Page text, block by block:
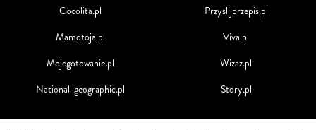
Cocolita.pl
Mamotoja.pl
Mojegotowanie.pl
National-geographic.pl
Przyslijprzepis.pl
Viva.pl
Wizaz.pl
Story.pl